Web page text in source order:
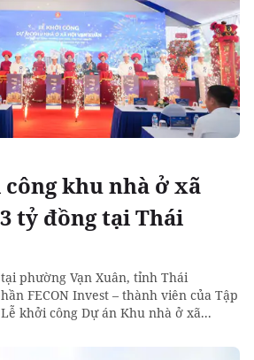
công khu nhà ở xã
tỷ đồng tại Thái
phường Vạn Xuân, tỉnh Thái
FECON Invest – thành viên của Tập
khởi công Dự án Khu nhà ở xã...